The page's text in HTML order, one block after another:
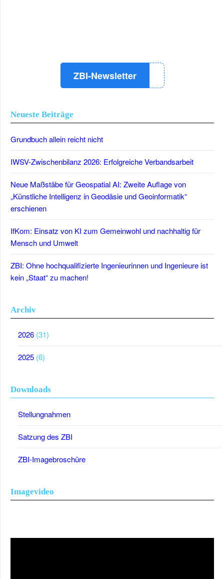
ZBI-Newsletter
Neueste Beiträge
Grundbuch allein reicht nicht
IWSV-Zwischenbilanz 2026: Erfolgreiche Verbandsarbeit
Neue Maßstäbe für Geospatial AI: Zweite Auflage von
„Künstliche Intelligenz in Geodäsie und Geoinformatik“
erschienen
IfKom: Einsatz von KI zum Gemeinwohl und nachhaltig für
Mensch und Umwelt
ZBI: Ohne hochqualifizierte Ingenieurinnen und Ingenieure ist
kein „Staat“ zu machen!
Archiv
2026 (31)
2025 (6)
Downloads
Stellungnahmen
Satzung des ZBI
ZBI-Imagebroschüre
Imagevideo